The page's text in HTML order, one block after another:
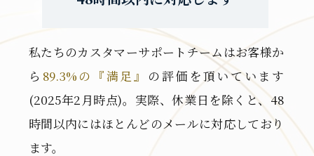
私たちのカスタマーサポートチームはお客様か
ら 89.3%の『満足』 の評価を頂いています
(2025年2月時点)。実際、休業日を除くと、48
時間以内にはほとんどのメールに対応しており
ます。